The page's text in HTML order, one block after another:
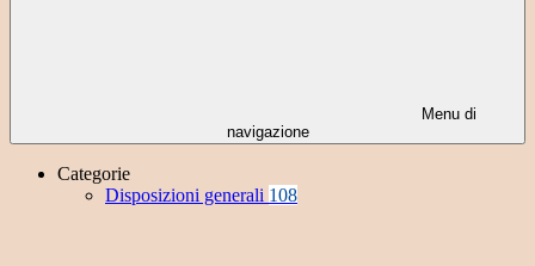
Menu di
navigazione
Categorie
Disposizioni generali 108